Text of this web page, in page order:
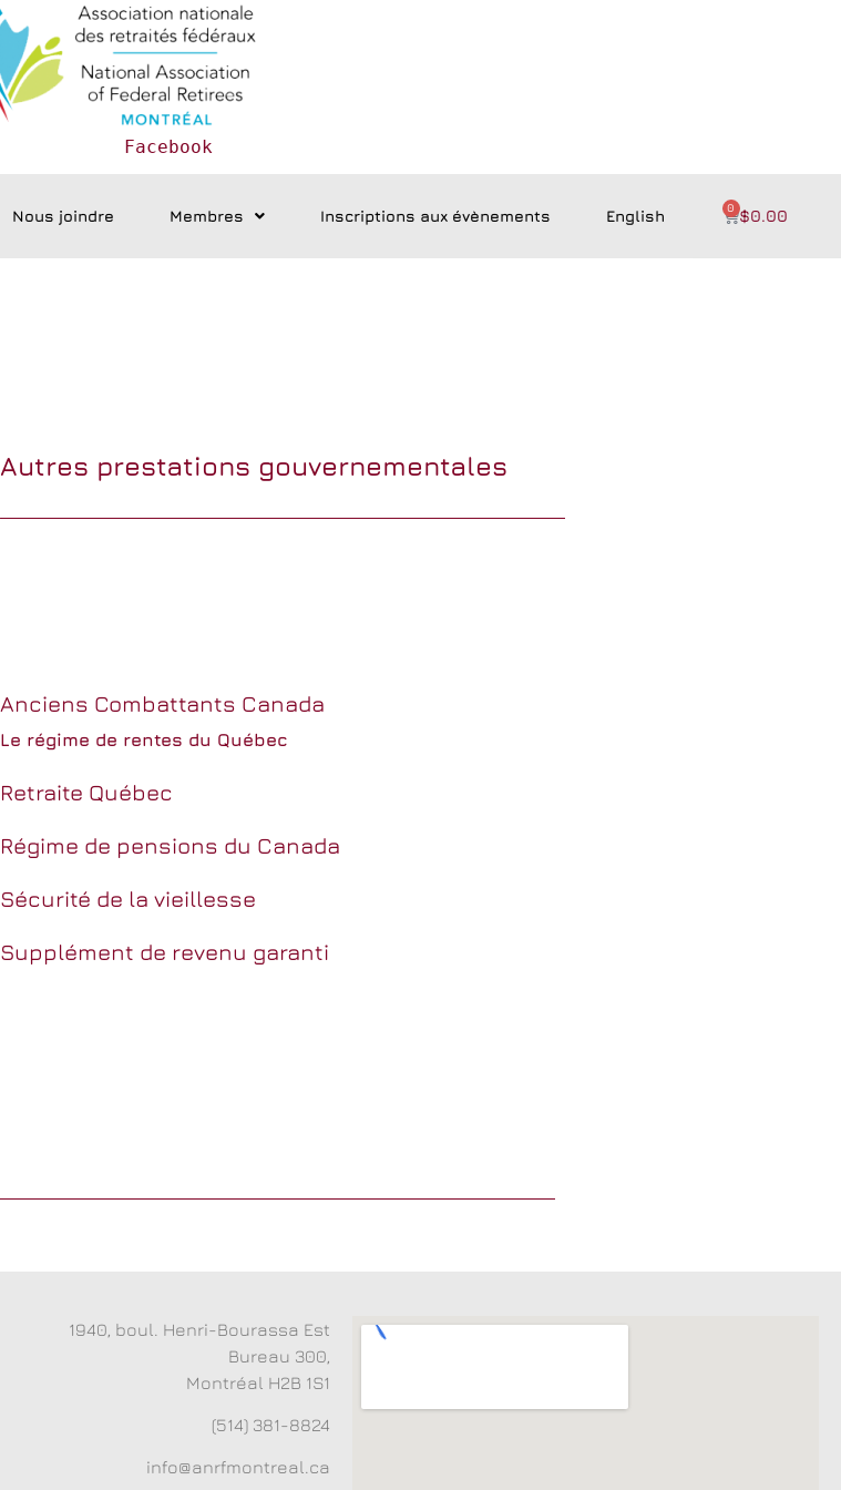
Facebook
Nous joindre Membres Inscriptions aux évènements English $0.00
0
Autres prestations gouvernementales
Anciens Combattants Canada
Le régime de rentes du Québec
Retraite Québec
Régime de pensions du Canada
Sécurité de la vieillesse
Supplément de revenu garanti
1940, boul. Henri-Bourassa Est
Bureau 300,
Montréal H2B 1S1
(514) 381-8824
info@anrfmontreal.ca